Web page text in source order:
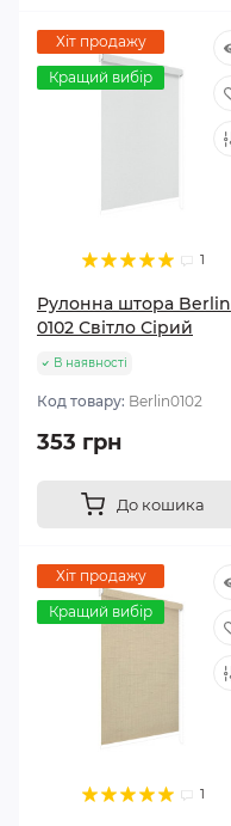
Хіт продажу
Кращий вибір
1
Рулонна штора Berlin
0102 Світло Сірий
В наявності
Код товару: Berlin0102
353 грн
До кошика
Хіт продажу
Кращий вибір
1